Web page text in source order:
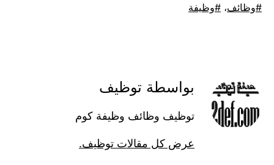
موسوم
وظائف، وظيفة
بواسطة توظيف
توظيف وظائف وظيفة كوم
عرض كل مقالات توظيف.